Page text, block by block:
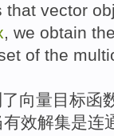
that vector
, we obtain
of the
了向量目标函
有效解集是连